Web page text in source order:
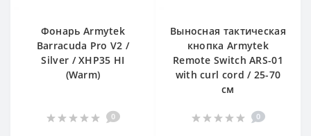
Фонарь Armytek
Barracuda Pro V2 /
Silver / XHP35 HI
(Warm)
0
Выносная тактическая
кнопка Armytek
Remote Switch ARS-01
with curl cord / 25-70
см
0